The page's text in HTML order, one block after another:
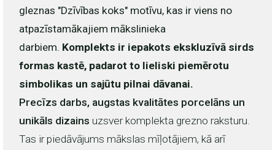
gleznas "Dzīvības koks" motīvu, kas ir viens no
atpazīstamākajiem mākslinieka
darbiem. Komplekts ir iepakots ekskluzīvā sirds
formas kastē, padarot to lieliski piemērotu
simbolikas un sajūtu pilnai dāvanai.
Precīzs darbs, augstas kvalitātes porcelāns un
unikāls dizains uzsver komplekta grezno raksturu.
Tas ir piedāvājums mākslas mīļotājiem, kā arī